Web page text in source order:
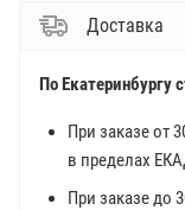
Доставка
По Екатеринбургу
При заказе от
в пределах
При заказе до